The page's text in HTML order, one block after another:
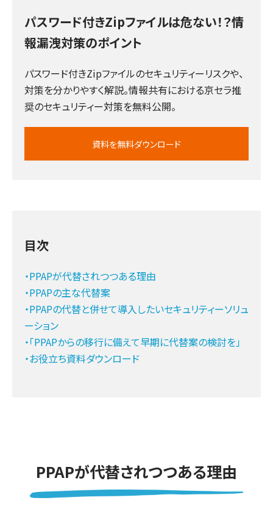
パスワード付きZipファイルは危ない！？情
報漏洩対策のポイント
パスワード付きZipファイルのセキュリティーリスクや、
対策を分かりやすく解説。情報共有における京セラ推
奨のセキュリティー対策を無料公開。
資料を無料ダウンロード
目次
・PPAPが代替されつつある理由
・PPAPの主な代替案
・PPAPの代替と併せて導入したいセキュリティーソリュ
ーション
・「PPAPからの移行に備えて早期に代替案の検討を」
・お役立ち資料ダウンロード
PPAPが代替されつつある理由